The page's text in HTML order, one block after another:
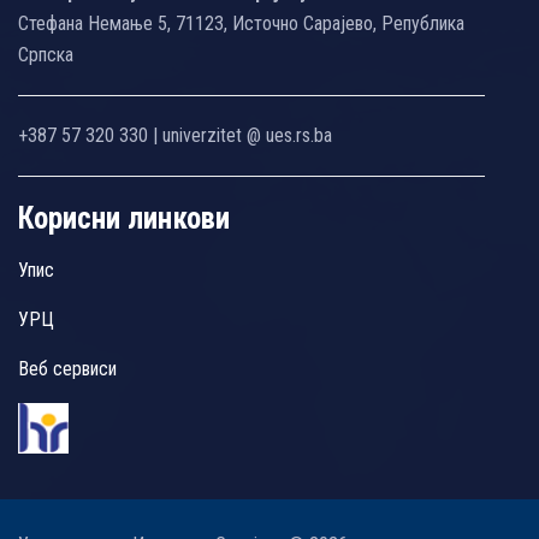
Стефана Немање 5, 71123, Источно Сарајево, Република
Српска
+387 57 320 330 | univerzitet @ ues.rs.ba
Корисни линкови
Упис
УРЦ
Веб сервиси